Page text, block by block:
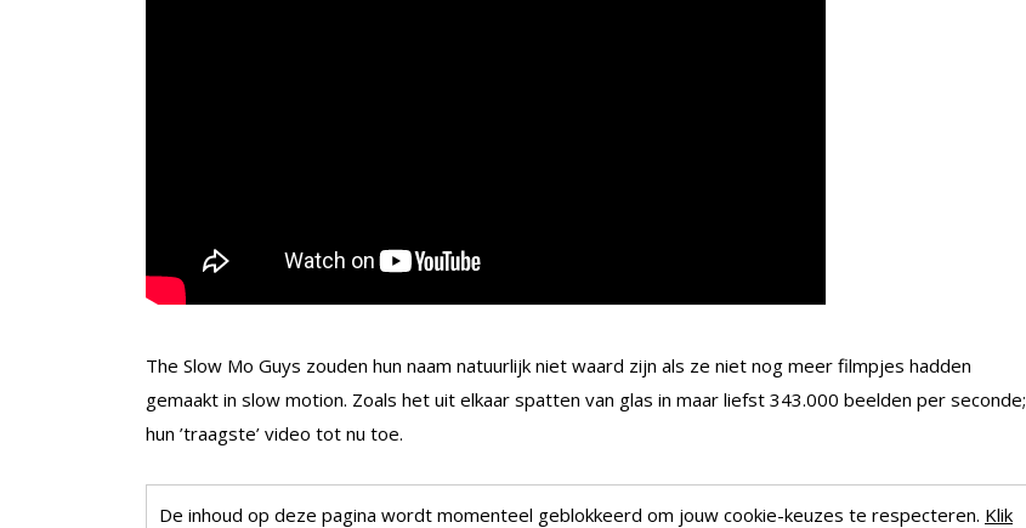
The Slow Mo Guys zouden hun naam natuurlijk niet waard zijn als ze niet nog meer filmpjes hadden
gemaakt in slow motion. Zoals het uit elkaar spatten van glas in maar liefst 343.000 beelden per seconde;
hun ’traagste’ video tot nu toe.
De inhoud op deze pagina wordt momenteel geblokkeerd om jouw cookie-keuzes te respecteren. Klik